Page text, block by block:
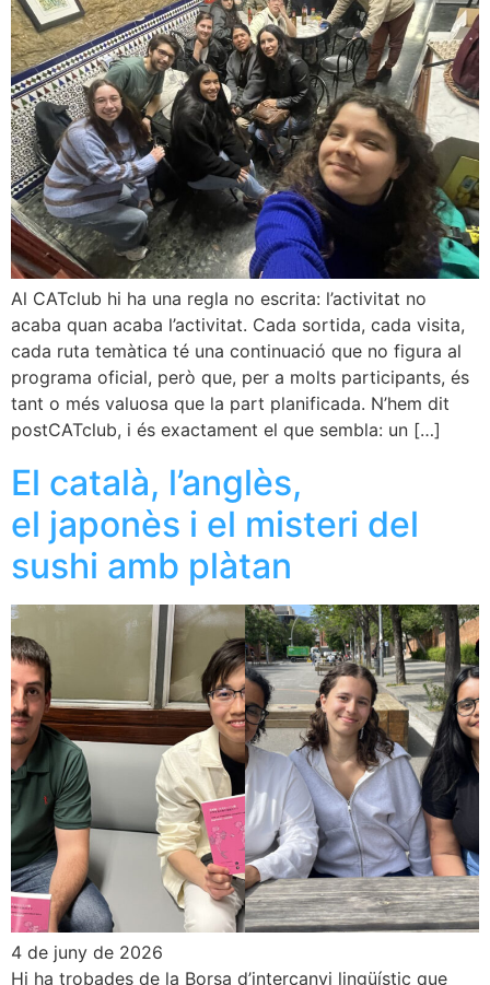
Al CATclub hi ha una regla no escrita: l’activitat no
acaba quan acaba l’activitat. Cada sortida, cada visita,
cada ruta temàtica té una continuació que no figura al
programa oficial, però que, per a molts participants, és
tant o més valuosa que la part planificada. N’hem dit
postCATclub, i és exactament el que sembla: un […]
El català, l’anglès,
el japonès i el misteri del
sushi amb plàtan
4 de juny de 2026
Hi ha trobades de la Borsa d’intercanvi lingüístic que